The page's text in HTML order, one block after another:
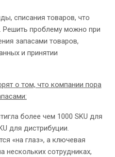
списания товаров, что
проблему можно при
запасами товаров,
и принятии
о том, что компании пора
более чем 1000 SKU для
для дистрибуции.
«на глаз», а ключевая
нескольких сотрудниках,